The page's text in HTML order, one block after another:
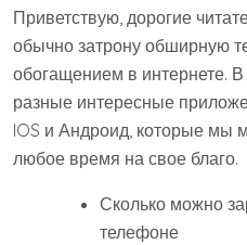
Приветствую, дорогие
обычно затрону обширную
обогащением в интернете. В
разные интересные
IOS и Андроид, которые мы
любое время на свое благо.
Сколько можно
телефоне